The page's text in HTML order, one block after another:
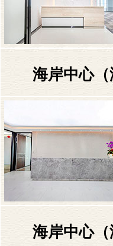
海岸中心
海岸中心